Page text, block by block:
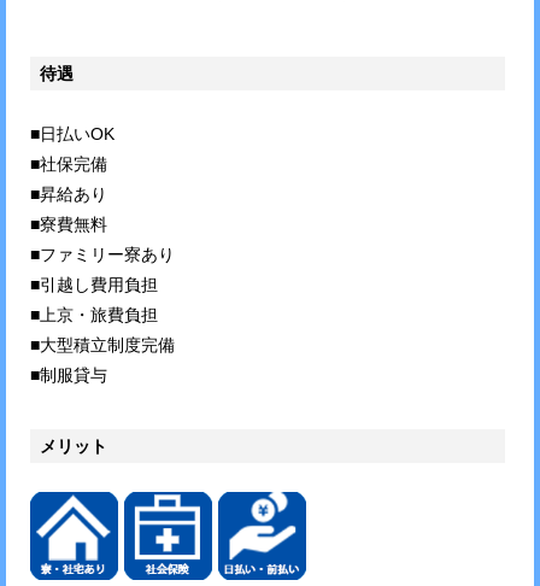
待遇
■日払いOK
■社保完備
■昇給あり
■寮費無料
■ファミリー寮あり
■引越し費用負担
■上京・旅費負担
■大型積立制度完備
■制服貸与
メリット